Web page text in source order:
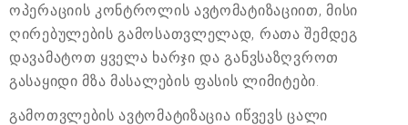
ოპერაციის კონტროლის ავტომატიზაციით, მისი
ღირებულების გამოსათვლელად, რათა შემდეგ
დავამატოთ ყველა ხარჯი და განვსაზღვროთ
გასაყიდი მზა მასალების ფასის ლიმიტები.
გამოთვლების ავტომატიზაცია იწვევს ცალი